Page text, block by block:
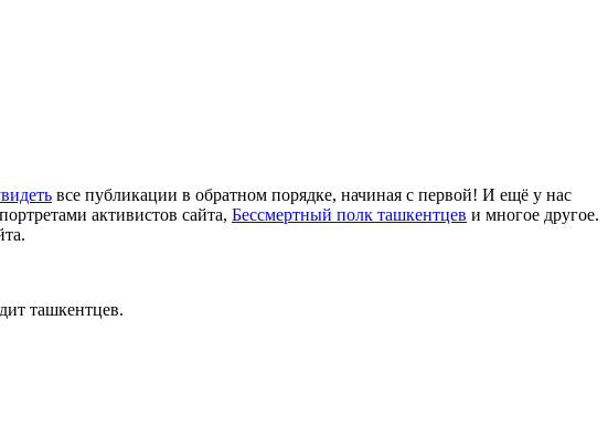
все публикации в обратном порядке, начиная с первой! И ещё у нас
активистов сайта, Бессмертный полк ташкентцев и многое другое.
ташкентцев.